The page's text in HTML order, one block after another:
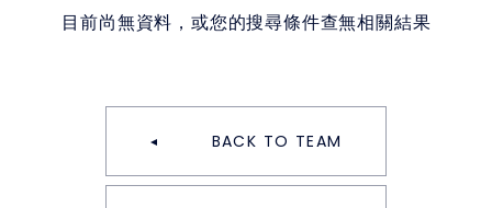
目前尚無資料，或您的搜尋條件查無相關結果
BACK TO TEAM